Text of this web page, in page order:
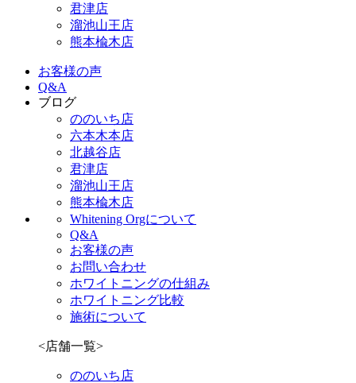
君津店
溜池山王店
熊本楡木店
お客様の声
Q&A
ブログ
ののいち店
六本木本店
北越谷店
君津店
溜池山王店
熊本楡木店
Whitening Orgについて
Q&A
お客様の声
お問い合わせ
ホワイトニングの仕組み
ホワイトニング比較
施術について
<店舗一覧>
ののいち店